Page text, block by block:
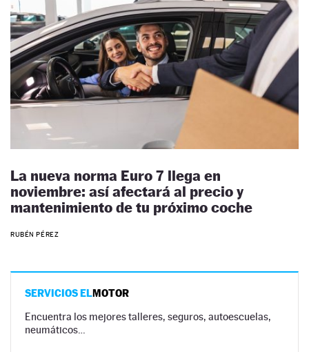
La nueva norma Euro 7 llega en
noviembre: así afectará al precio y
mantenimiento de tu próximo coche
RUBÉN PÉREZ
SERVICIOS ELMOTOR
Encuentra los mejores talleres, seguros, autoescuelas,
neumáticos…